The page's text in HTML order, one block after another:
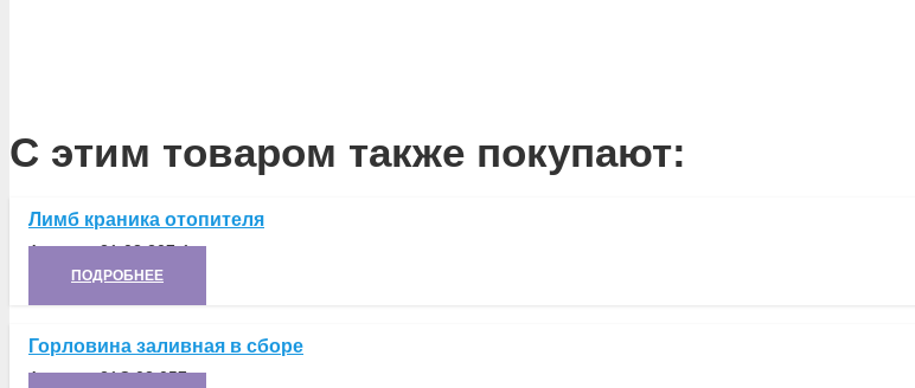
С этим товаром также покупают:
Лимб краника отопителя
Артикул:21.03.207-1
ПОДРОБНЕЕ
Горловина заливная в сборе
Артикул:21С.03.057 .